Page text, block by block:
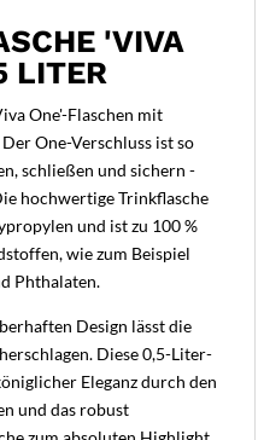
'VIVA
LITER
One'-Flaschen mit
One-Verschluss ist so
schließen und sichern -
hochwertige Trinkflasche
und ist zu 100 %
wie zum Beispiel
Phthalaten.
Design lässt die
Diese 0,5-Liter-
Eleganz durch den
und das robust